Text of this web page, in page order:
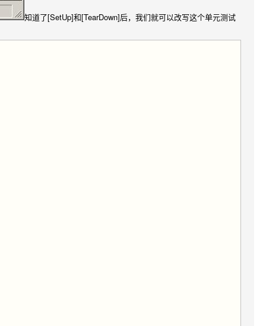
知道了[SetUp]和[TearDown]后，我们就可以改写这个单元测试